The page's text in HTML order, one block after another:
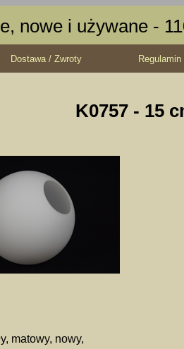
nowe i używane -
Dostawa / Zwroty Regulamin
K0757 - 15
matowy, nowy,